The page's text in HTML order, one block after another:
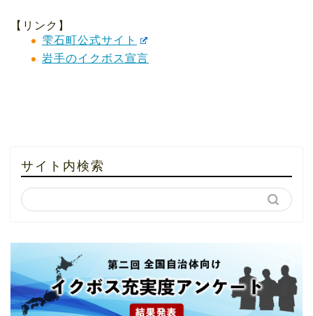
【リンク】
雫石町公式サイト
岩手のイクボス宣言
サイト内検索